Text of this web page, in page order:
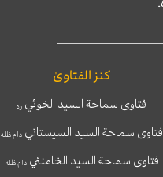
كنز الفتاوىٰ
فتاوى سماحة السيد الخوئي ره
فتاوى سماحة السيد السيستاني دام ظله
فتاوى سماحة السيد الخامنئيدام ظله